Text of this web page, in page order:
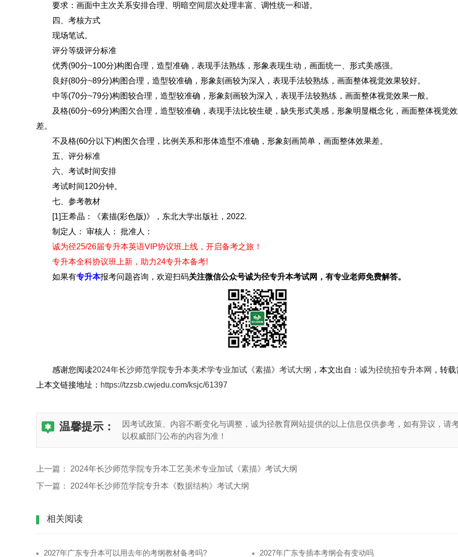
要求：画面中主次关系安排合理、明暗空间层次处理丰富、调性统一和谐。
四、考核方式
现场笔试。
评分等级评分标准
优秀(90分~100分)构图合理，造型准确，表现手法熟练，形象表现生动，画面统一、形式美感强。
良好(80分~89分)构图合理，造型较准确，形象刻画较为深入，表现手法较熟练，画面整体视觉效果较好。
中等(70分~79分)构图较合理，造型较准确，形象刻画较为深入，表现手法较熟练，画面整体视觉效果一般。
及格(60分~69分)构图欠合理，造型较准确，表现手法比较生硬，缺失形式美感，形象明显概念化，画面整体视觉
差。
不及格(60分以下)构图欠合理，比例关系和形体造型不准确，形象刻画简单，画面整体效果差。
五、评分标准
六、考试时间安排
考试时间120分钟。
七、参考教材
[1]王希晶：《素描(彩色版)》，东北大学出版社，2022.
制定人： 审核人： 批准人：
诚为径25/26届专升本英语VIP协议班上线，开启备考之旅！
专升本全科协议班上新，助力24专升本备考!
如果有专升本报考问题咨询，欢迎扫码关注微信公众号诚为径专升本考试网，有专业老师免费解答。
感谢您阅读2024年长沙师范学院专升本美术学专业加试《素描》考试大纲 ，本文出自： 诚为径统招专升本网 ，转
上本文链接地址： https://tzzsb.cwjedu.com/ksjc/61397
温馨提示：
因考试政策、内容不断变化与调整，诚为径教育网站提供的以上信息仅供参考，如有异议，请
以权威部门公布的内容为准！
上一篇： 2024年长沙师范学院专升本工艺美术专业加试《素描》考试大纲
下一篇： 2024年长沙师范学院专升本《数据结构》考试大纲
相关阅读
2027年广东专升本可以用去年的考纲教材备考吗? 2027年广东专插本考纲会有变动吗